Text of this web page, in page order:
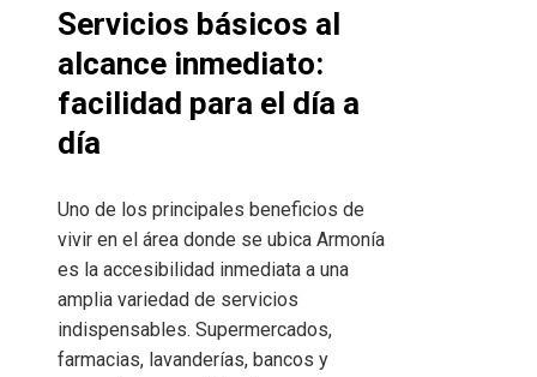
Servicios básicos al
alcance inmediato:
facilidad para el día a
día
Uno de los principales beneficios de
vivir en el área donde se ubica Armonía
es la accesibilidad inmediata a una
amplia variedad de servicios
indispensables. Supermercados,
farmacias, lavanderías, bancos y